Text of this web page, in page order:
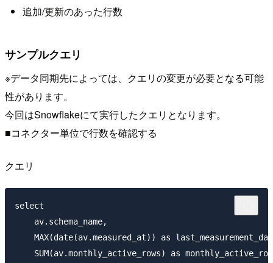
追加/更新のあった行数
サンプルクエリ
※データ同期先によっては、クエリの変更が必要となる可能
性があります。
今回はSnowflakeにて実行したクエリとなります。
■コネクター単位で行数を確認する
クエリ
select
    av.schema_name,
MAX(date(av.measured_at)) as
SUM(av.monthly_active_rows) as